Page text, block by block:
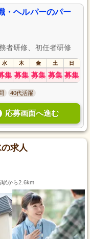
てスタートできます。経験
る環境が整っています。
・ヘルパーのパー
者研修、初任者研修
水 木 金 土 日
集 募集 募集 募集 募集
40代活躍
応募画面へ進む
求人
から2.6km